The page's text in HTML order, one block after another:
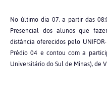
No último dia 07, a partir das
Presencial dos alunos que
distância oferecidos pelo
Prédio 04 e contou com a
Universitário do Sul de Minas), de